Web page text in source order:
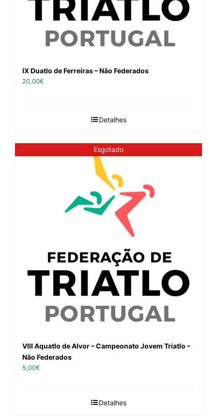
IX Duatlo de Ferreiras – Não Federados
20,00€
Detalhes
Esgotado
VIII Aquatlo de Alvor – Campeonato Jovem Triatlo –
Não Federados
5,00€
Detalhes